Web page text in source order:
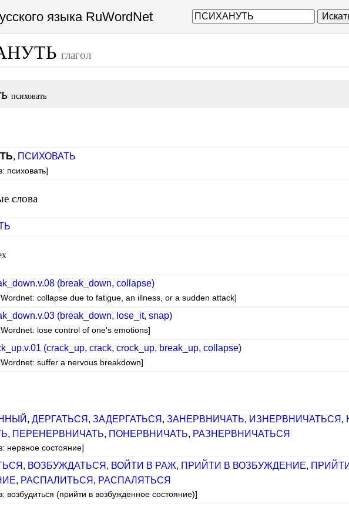
языка RuWordNet
глагол
психовать
, ПСИХОВАТЬ
психовать]
слова
(break_down, collapse)
collapse due to fatigue, an illness, or a sudden attack]
(break_down, lose_it, snap)
lose control of one's emotions]
(crack_up, crack, crock_up, break_up, collapse)
suffer a nervous breakdown]
, ДЕРГАТЬСЯ , ЗАДЕРГАТЬСЯ , ЗАНЕРВНИЧАТЬ, ИЗНЕРВНИЧАТЬСЯ ,
, ПЕРЕНЕРВНИЧАТЬ, ПОНЕРВНИЧАТЬ, РАЗНЕРВНИЧАТЬСЯ
нервное состояние]
, ВОЗБУЖДАТЬСЯ , ВОЙТИ В РАЖ, ПРИЙТИ В ВОЗБУЖДЕНИЕ,
, РАСПАЛИТЬСЯ , РАСПАЛЯТЬСЯ
возбудиться (прийти в возбужденное состояние)]